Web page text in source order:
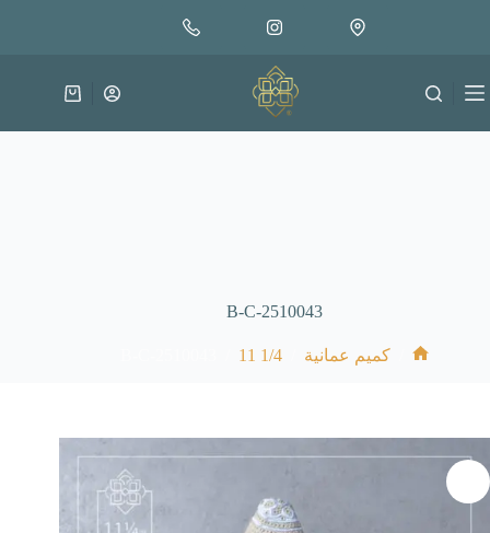
متوفر في المخزون
إضافة إلى السلة
عربة
B-C-2510043
كميم عمانية 1/4 11